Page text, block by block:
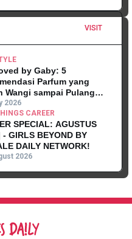
VISIT
by Gaby: 5
Parfum yang
Wangi sampai Pulang
2026
CAREER
SPECIAL: AGUSTUS
- GIRLS BEYOND BY
DAILY NETWORK!
2026